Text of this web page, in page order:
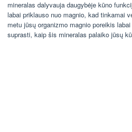
mineralas dalyvauja daugybėje kūno
labai priklauso nuo magnio, kad tinkamai
metu jūsų organizmo magnio poreikis
suprasti, kaip šis mineralas palaiko jūsų